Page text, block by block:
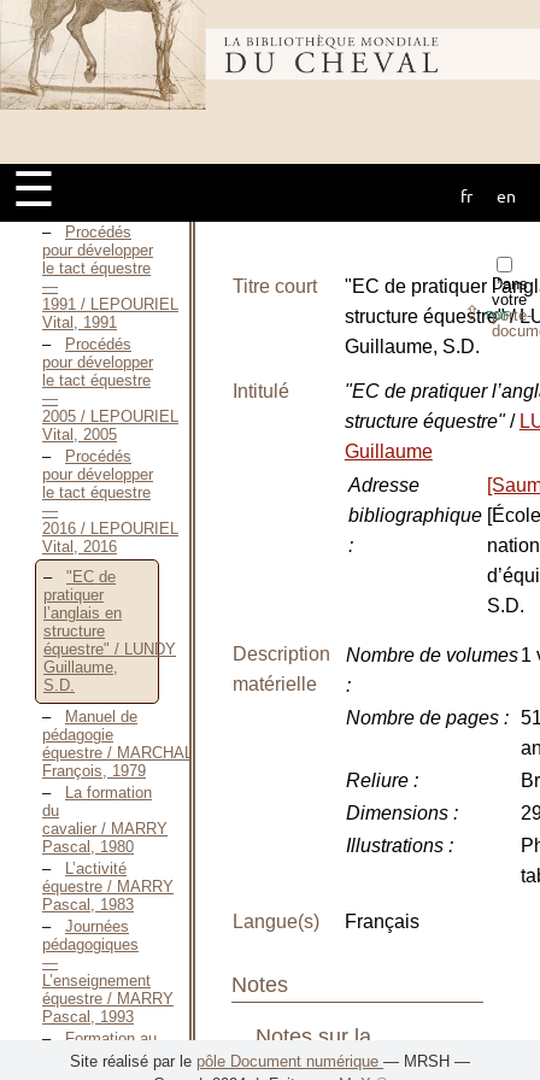
Bibliothèque
mondiale du
cheval
☰ fr en
d’équitation / LECLERC
Éric, 2002
L’équitation
une pratique
éducative / LEGAY
Gaëlle, 1992
l’équitation —
1981 / LEPOURIEL
Vital, 1981
Procédés
pour développer
le tact équestre
—
1991 / LEPOURIEL
Vital, 1991
Procédés
pour développer
le tact équestre
—
2005 / LEPOURIEL
Vital, 2005
Procédés
pour développer
le tact équestre
—
2016 / LEPOURIEL
Vital, 2016
"EC de
pratiquer
l’anglais en
structure
équestre" / LUNDY
Guillaume,
S.D.
Manuel de
pédagogie
équestre / MARCHAL
François, 1979
La formation
du
cavalier / MARRY
Pascal, 1980
L’activité
équestre / MARRY
Pascal, 1983
Journées
pédagogiques
—
L’enseignement
équestre / MARRY
Pascal, 1993
Formation au
BEES 1 erdegré,
Dans
votre
porte-
⇪PDF
Titre court
"EC de pratiquer
structure équestre" /
Guillaume, S.D.
Intitulé
"EC de pratiquer
structure équestre"/
Guillaume
Adresse
bibliographique
:
[École
S.D.
Description
matérielle
Nombre de volumes
:
1
Nombre de pages:
Reliure:
Dimensions:
Illustrations:
Langue(s) Français
Notes
Notes sur la
publication
Site réalisé par le pôle Document numérique — MRSH —